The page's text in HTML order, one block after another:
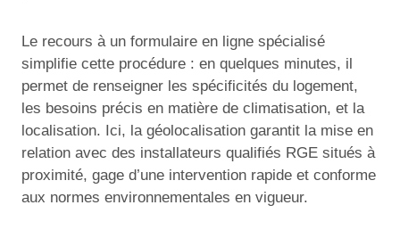
Le recours à un formulaire en ligne spécialisé
simplifie cette procédure : en quelques minutes, il
permet de renseigner les spécificités du logement,
les besoins précis en matière de climatisation, et la
localisation. Ici, la géolocalisation garantit la mise en
relation avec des installateurs qualifiés RGE situés à
proximité, gage d’une intervention rapide et conforme
aux normes environnementales en vigueur.